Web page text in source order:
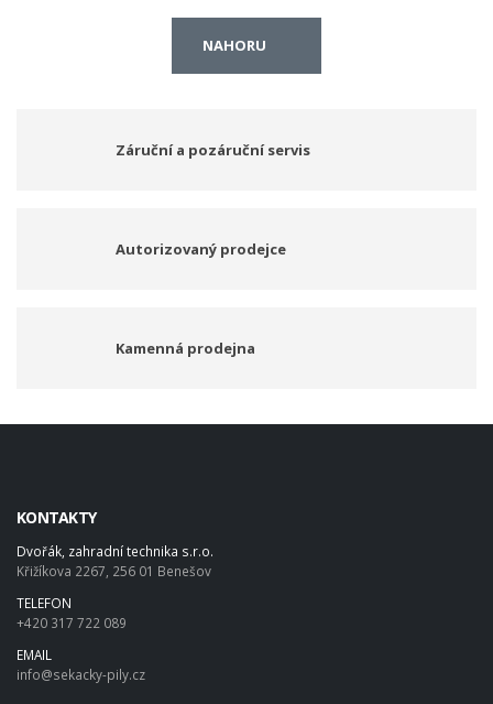
NAHORU
Záruční a pozáruční servis
Autorizovaný prodejce
Kamenná prodejna
KONTAKTY
Dvořák, zahradní technika s.r.o.
Křižíkova 2267, 256 01 Benešov
TELEFON
+420 317 722 089
EMAIL
info@sekacky-pily.cz